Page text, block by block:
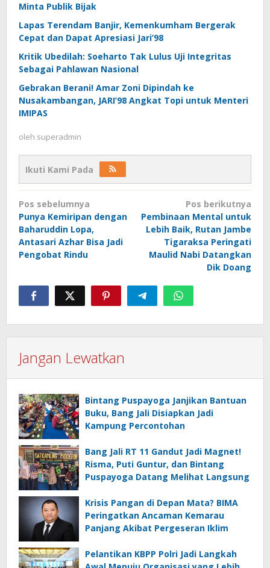
Minta Publik Bijak
Lapas Terendam Banjir, Kemenkumham Bergerak
Cepat dan Dapat Apresiasi Jari’98
Kritik Ubedilah: Soeharto Tak Lulus Uji Integritas
Sebagai Pahlawan Nasional
Gebrakan Berani! Amar Zoni Dipindah ke
Nusakambangan, JARI’98 Angkat Topi untuk Menteri
IMIPAS
oleh superadmin
Ikuti Kami Pada
Navigasi
pos
Pos sebelumnya
Punya Kemiripan dengan
Baharuddin Lopa,
Antasari Azhar Bisa Jadi
Pengobat Rindu
Pos berikutnya
Pembinaan Mental untuk
Lebih Baik, Rutan Jambe
Tigaraksa Peringati
Maulid Nabi Datangkan
Dik Doang
Jangan Lewatkan
Bintang Puspayoga Janjikan Bantuan
Buku, Bang Jali Disiapkan Jadi
Kampung Percontohan
Bang Jali RT 11 Gandut Jadi Magnet!
Risma, Puti Guntur, dan Bintang
Puspayoga Datang Melihat Langsung
Krisis Pangan di Depan Mata? BIMA
Peringatkan Ancaman Kemarau
Panjang Akibat Pergeseran Iklim
Pelantikan KBPP Polri Jadi Langkah